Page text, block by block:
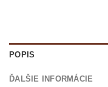
POPIS
ĎALŠIE INFORMÁCIE